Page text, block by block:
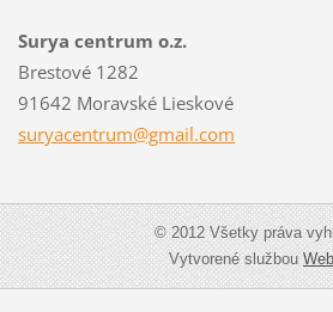
Surya centrum o.z.
Brestové 1282
91642 Moravské Lieskové
suryacentrum@gmail.com
© 2012 Všetky práva
Vytvorené službou